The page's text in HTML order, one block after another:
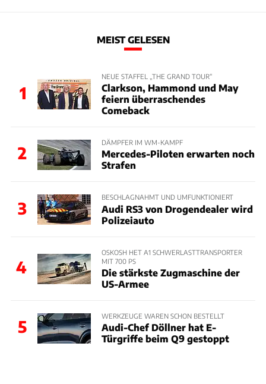
MEIST GELESEN
1
NEUE STAFFEL „THE GRAND TOUR“
Clarkson, Hammond und May
feiern überraschendes
Comeback
2
DÄMPFER IM WM-KAMPF
Mercedes-Piloten erwarten noch
Strafen
3
BESCHLAGNAHMT UND UMFUNKTIONIERT
Audi RS3 von Drogendealer wird
Polizeiauto
4
OSKOSH HET A1 SCHWERLASTTRANSPORTER
MIT 700 PS
Die stärkste Zugmaschine der
US-Armee
5
WERKZEUGE WAREN SCHON BESTELLT
Audi-Chef Döllner hat E-
Türgriffe beim Q9 gestoppt